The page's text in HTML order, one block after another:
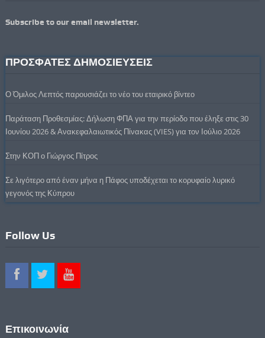
Subscribe to our email newsletter.
ΠΡΟΣΦΑΤΕΣ ΔΗΜΟΣΙΕΥΣΕΙΣ
Ο Όμιλος Λεπτός παρουσιάζει το νέο του εταιρικό βίντεο
Παράταση Προθεσμίας: Δήλωση ΦΠΑ για την περίοδο που έληξε στις 30
Ιουνίου 2026 & Ανακεφαλαιωτικός Πίνακας (VIES) για τον Ιούλιο 2026
Στην ΚΟΠ ο Γιώργος Πίτρος
Σε λιγότερο από έναν μήνα η Πάφος υποδέχεται το κορυφαίο λυρικό
γεγονός της Κύπρου
Follow Us
Επικοινωνία